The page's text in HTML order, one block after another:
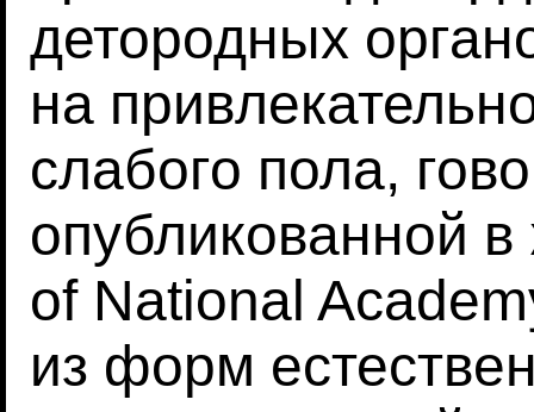
детородных
на
слабого пола,
опубликованной
of National
из форм